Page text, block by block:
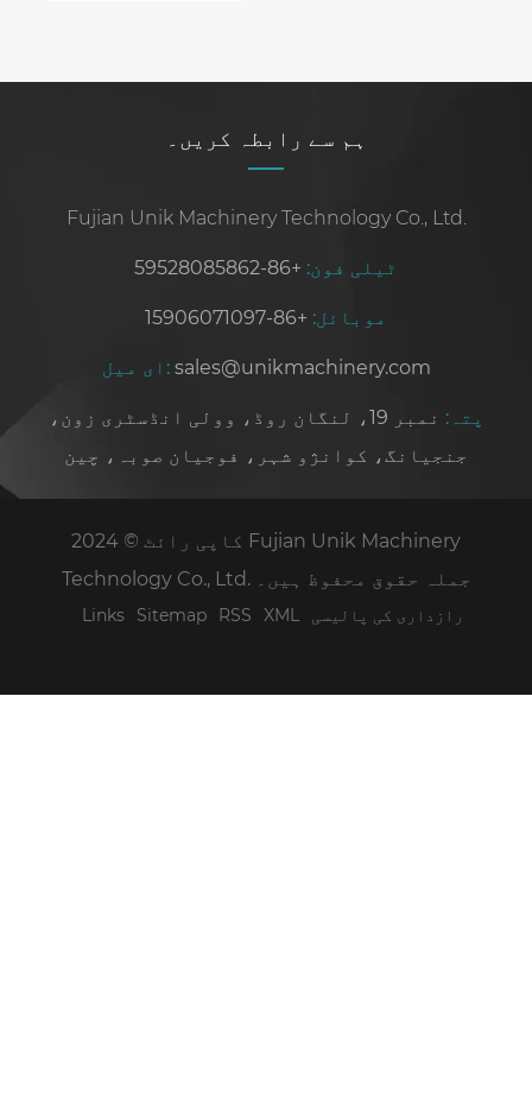
کرشن حاصل
ہم سے رابطہ کریں۔
Fujian Unik Machinery Technology Co., Ltd.
ٹیلی فون: +86-59528085862
موبائل: +86-15906071097
ای میل: sales@unikmachinery.com
پتہ:
نمبر 19، لنگان روڈ، وولی انڈسٹری زون،
جنجیانگ، کوانژو شہر، فوجیان صوبہ، چین
کاپی رائٹ © 2024 Fujian Unik Machinery
Technology Co., Ltd. جملہ حقوق محفوظ ہیں۔
Links Sitemap RSS XML رازداری کی پالیسی